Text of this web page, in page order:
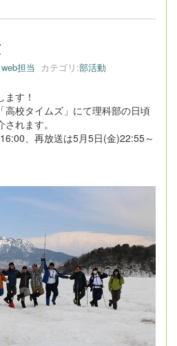
web担当 カテゴリ:部活動
す！
高校タイムズ」にて理科部の日頃
れます。
、再放送は5月5日(金)22:55～